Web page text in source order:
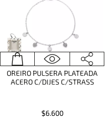
OREIRO PULSERA PLATEADA
ACERO C/DIJES C/STRASS
$6.600